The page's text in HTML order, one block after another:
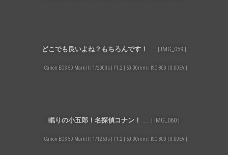
どこでも良いよね？もちろんです！ ….. | IMG_059 |
| Canon EOS 5D Mark II | 1/2000s | F1.2 | 50.00mm | ISO-800 | 0.00EV |
眠りの小五郎！名探偵コナン！ ….. | IMG_060 |
| Canon EOS 5D Mark II | 1/1250s | F1.2 | 50.00mm | ISO-800 | 0.00EV |